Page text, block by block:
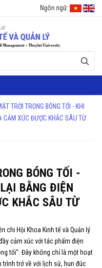
Ngôn ngữ:
TRỜI TRONG BÓNG TỐI - KHI
CẢM XÚC ĐƯỢC KHẮC SÂU TỪ
BÓNG TỐI -
BẰNG ĐIỆN
KHẮC SÂU TỪ
chi Hội Khoa Kinh tế và Quản lý
cảm xúc với tác phẩm điện
tối”. Đây không chỉ là một hoạt
trở về với lịch sử, hun đúc